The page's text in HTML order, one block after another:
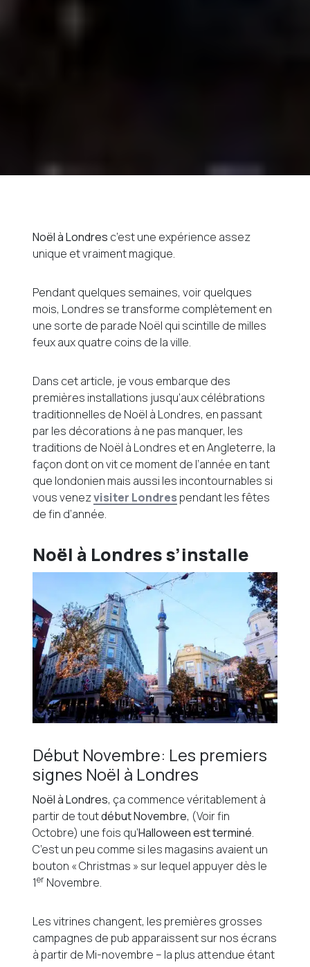
Noël à Londres c’est une expérience assez
unique et vraiment magique.
Pendant quelques semaines, voir quelques
mois, Londres se transforme complètement en
une sorte de parade Noël qui scintille de milles
feux aux quatre coins de la ville.
Dans cet article, je vous embarque des
premières installations jusqu’aux célébrations
traditionnelles de Noël à Londres, en passant
par les décorations à ne pas manquer, les
traditions de Noël à Londres et en Angleterre, la
façon dont on vit ce moment de l’année en tant
que londonien mais aussi les incontournables si
vous venezvisiter Londrespendant les fêtes
de fin d’année.
Noël à Londres s’installe
Début Novembre: Les premiers
signes Noël à Londres
Noël à Londres, ça commence véritablement à
partir de toutdébut Novembre, (Voir fin
Octobre) une fois qu’Halloween est terminé.
C’est un peu comme si les magasins avaient un
bouton « Christmas » sur lequel appuyer dès le
1er Novembre.
Les vitrines changent, les premières grosses
campagnes de pub apparaissent sur nos écrans
à partir de Mi-novembre – la plus attendue étant